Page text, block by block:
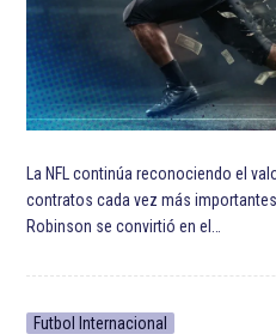
La NFL continúa reconociendo el
contratos cada vez más
Robinson se convirtió en el…
Futbol Internacional